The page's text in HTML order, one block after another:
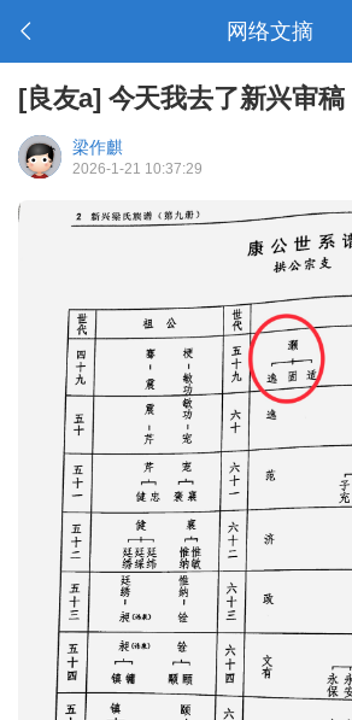
网络文摘
[良友a] 今天我去了新兴审稿
梁作麒
2026-1-21 10:37:29